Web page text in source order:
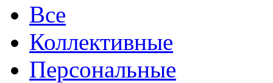
Все
Коллективные
Персональные